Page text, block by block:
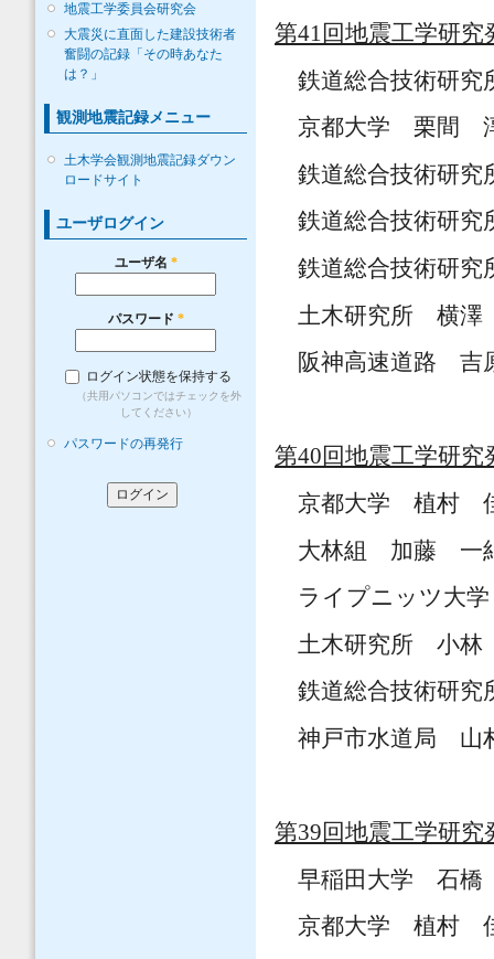
地震工学委員会研究会
大震災に直面した建設技術者
奮闘の記録「その時あなた
は？」
観測地震記録メニュー
土木学会観測地震記録ダウン
ロードサイト
ユーザログイン
ユーザ名 *
パスワード *
ログイン状態を保持する
（共用パソコンではチェックを外
してください）
パスワードの再発行
第41回地震工学研究
鉄道総合技術研
京都大学 栗間
鉄道総合技術研
鉄道総合技術研
鉄道総合技術研
土木研究所 横
阪神高速道路
第40回地震工学研究
京都大学 植村
大林組 加藤 一
ライプニッツ大
土木研究所 小林
鉄道総合技術研
神戸市水道局 山
第39回地震工学研究
早稲田大学 石橋
京都大学 植村